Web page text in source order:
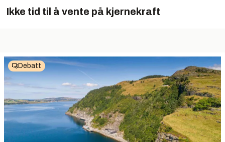
Ikke tid til å vente på kjernekraft
Debatt